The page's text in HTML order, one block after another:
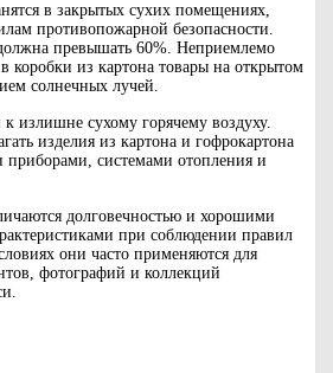
в закрытых сухих помещениях,
противопожарной безопасности.
превышать 60%. Неприемлемо
коробки из картона товары на открытом
солнечных лучей.
к излишне сухому горячему воздуху.
изделия из картона и гофрокартона
приборами, системами отопления и
долговечностью и хорошими
при соблюдении правил
они часто применяются для
фотографий и коллекций